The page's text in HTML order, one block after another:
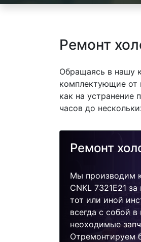
Ремонт
Обращаясь в нашу
комплектующие от
как на устранение
часов до
Ремонт
Мы производим
CNKL 7321E21
тот или иной
всегда с собой
неоходимые
Отремонтируем